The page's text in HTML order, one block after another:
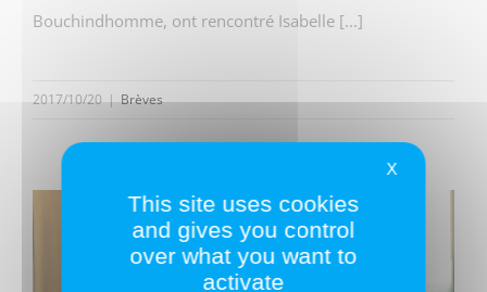
Bouchindhomme, ont rencontré Isabelle [...]
2017/10/20 | Brèves
X
This site uses cookies
and gives you control
over what you want to
activate